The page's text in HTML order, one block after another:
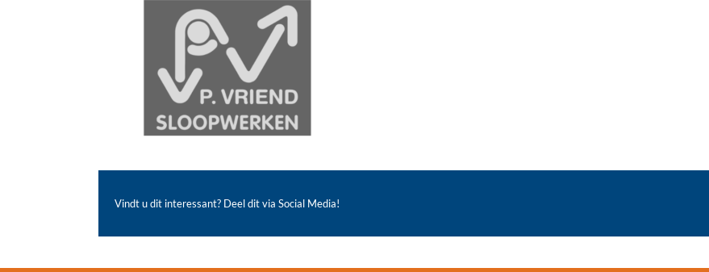
Vindt u dit interessant? Deel dit via Social Media!